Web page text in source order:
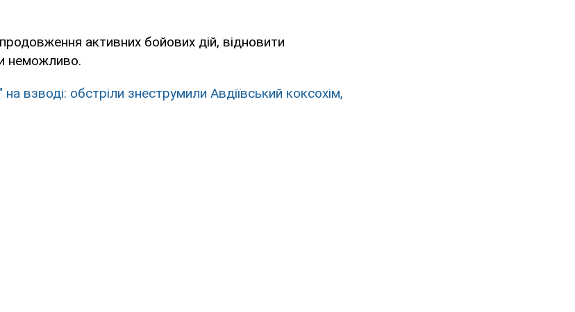
активних бойових дій, відновити
неможливо.
взводі: обстріли знеструмили Авдіївський коксохім,